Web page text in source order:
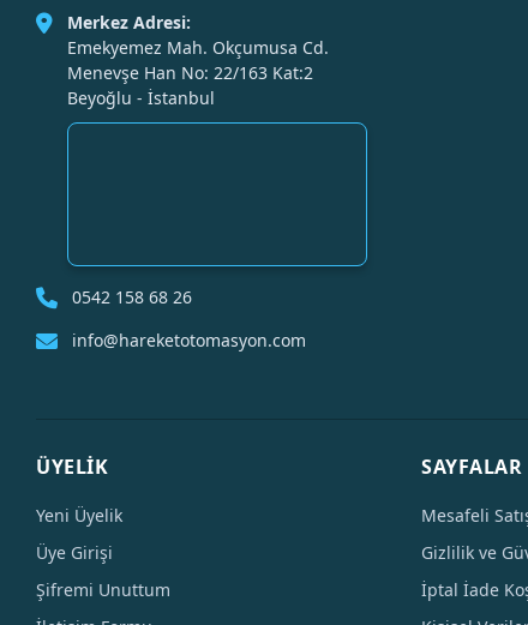
Merkez Adresi:
Emekyemez Mah. Okçumusa Cd.
Menevşe Han No: 22/163 Kat:2
Beyoğlu - İstanbul
0542 158 68 26
info@hareketotomasyon.com
ÜYELİK
Yeni Üyelik
Üye Girişi
Şifremi Unuttum
SAYFALAR
Mesafeli
Gizlilik ve
İptal İade